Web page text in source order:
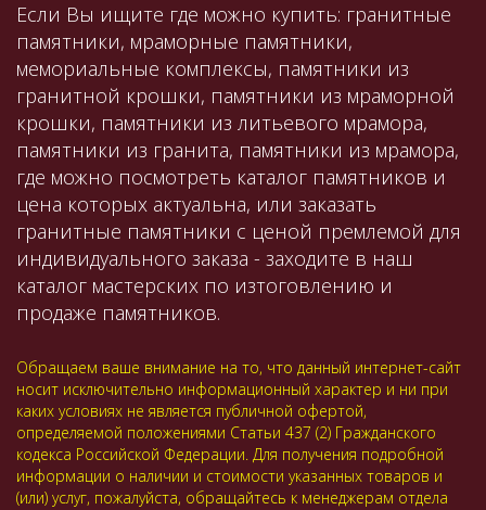
Если Вы ищите где можно купить: гранитные
памятники, мраморные памятники,
мемориальные комплексы, памятники из
гранитной крошки, памятники из мраморной
крошки, памятники из литьевого мрамора,
памятники из гранита, памятники из мрамора,
где можно посмотреть каталог памятников и
цена которых актуальна, или заказать
гранитные памятники с ценой премлемой для
индивидуального заказа - заходите в наш
каталог мастерских по изтоговлению и
продаже памятников.
Обращаем ваше внимание на то, что данный интернет-сайт
носит исключительно информационный характер и ни при
каких условиях не является публичной офертой,
определяемой положениями Статьи 437 (2) Гражданского
кодекса Российской Федерации. Для получения подробной
информации о наличии и стоимости указанных товаров и
(или) услуг, пожалуйста, обращайтесь к менеджерам отдела